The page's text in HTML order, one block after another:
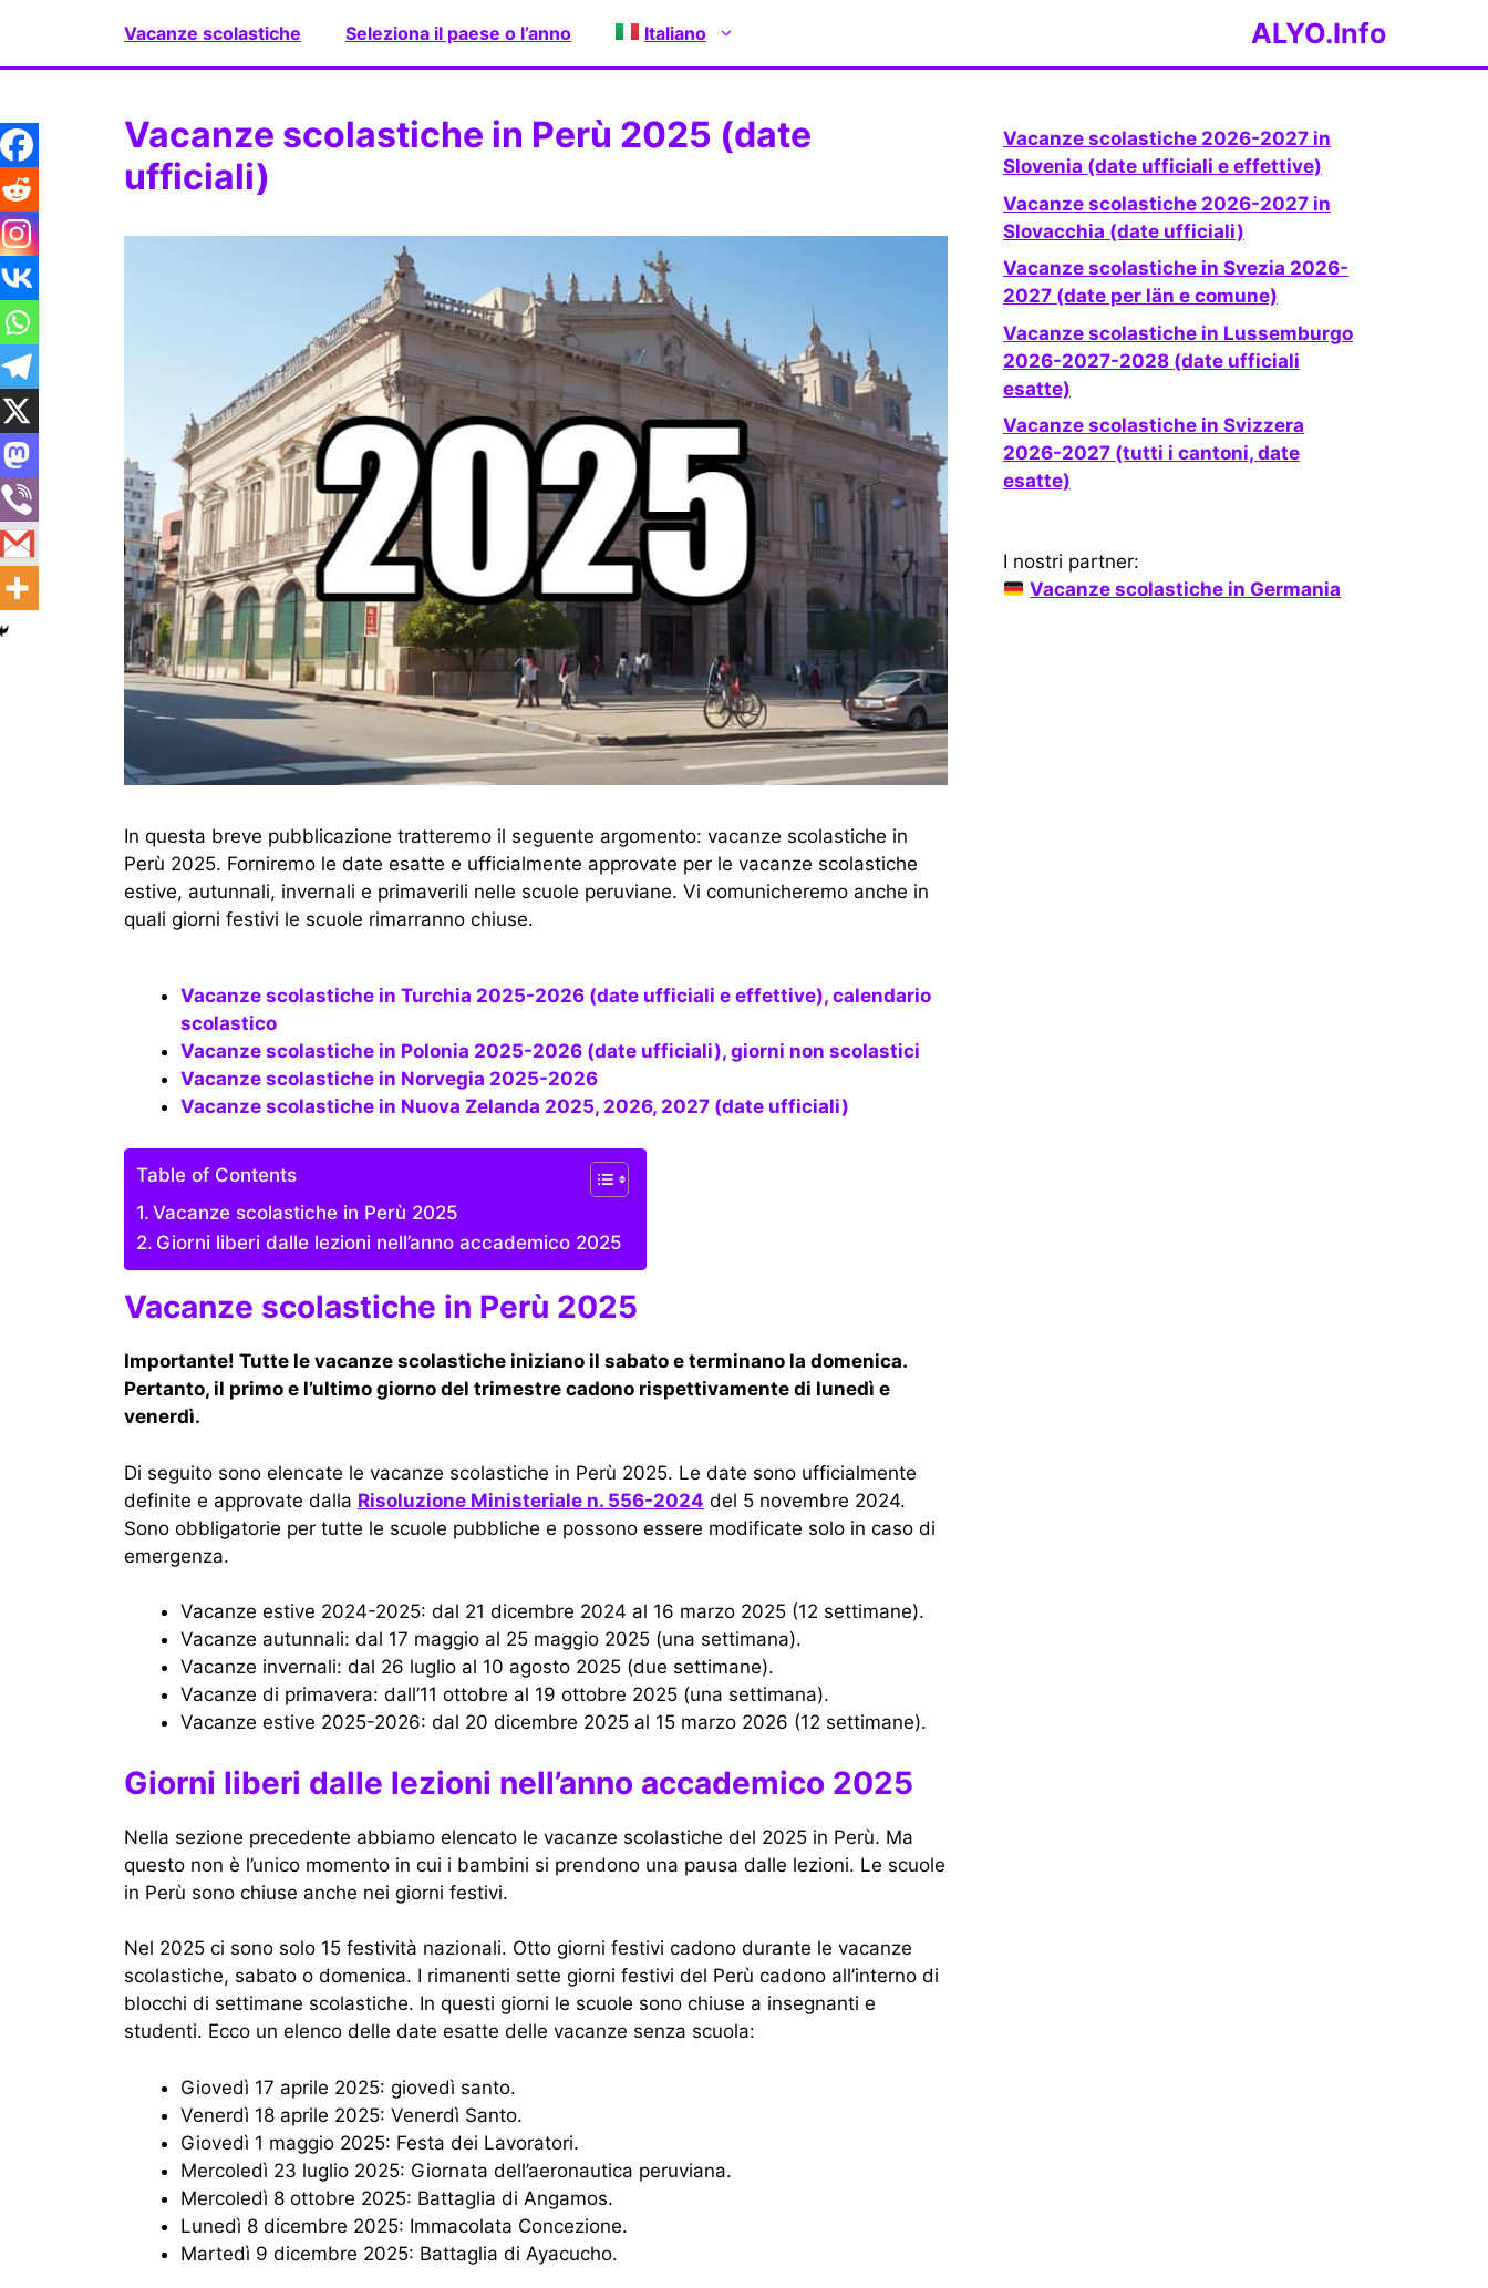
contenuto
ALYO.Info
Vacanze scolastiche Seleziona il paese o l’anno Italiano
Vacanze scolastiche in Perù 2025 (date
ufficiali)
In questa breve pubblicazione tratteremo il seguente argomento: vacanze scolastiche in
Perù 2025. Forniremo le date esatte e ufficialmente approvate per le vacanze scolastiche
estive, autunnali, invernali e primaverili nelle scuole peruviane. Vi comunicheremo anche in
quali giorni festivi le scuole rimarranno chiuse.
Vacanze scolastiche in Turchia 2025-2026 (date ufficiali e effettive), calendario
scolastico
Vacanze scolastiche in Polonia 2025-2026 (date ufficiali), giorni non scolastici
Vacanze scolastiche in Norvegia 2025-2026
Vacanze scolastiche in Nuova Zelanda 2025, 2026, 2027 (date ufficiali)
Table of Contents
Vacanze scolastiche in Perù 2025
Giorni liberi dalle lezioni nell’anno accademico 2025
Vacanze scolastiche in Perù 2025
Importante! Tutte le vacanze scolastiche iniziano il sabato e terminano la domenica.
Pertanto, il primo e l’ultimo giorno del trimestre cadono rispettivamente di lunedì e
venerdì.
Di seguito sono elencate le vacanze scolastiche in Perù 2025. Le date sono ufficialmente
definite e approvate dalla Risoluzione Ministeriale n. 556-2024 del 5 novembre 2024.
Sono obbligatorie per tutte le scuole pubbliche e possono essere modificate solo in caso di
emergenza.
Vacanze estive 2024-2025: dal 21 dicembre 2024 al 16 marzo 2025 (12 settimane).
Vacanze autunnali: dal 17 maggio al 25 maggio 2025 (una settimana).
Vacanze invernali: dal 26 luglio al 10 agosto 2025 (due settimane).
Vacanze di primavera: dall’11 ottobre al 19 ottobre 2025 (una settimana).
Vacanze estive 2025-2026: dal 20 dicembre 2025 al 15 marzo 2026 (12 settimane).
Giorni liberi dalle lezioni nell’anno accademico 2025
Nella sezione precedente abbiamo elencato le vacanze scolastiche del 2025 in Perù. Ma
questo non è l’unico momento in cui i bambini si prendono una pausa dalle lezioni. Le scuole
in Perù sono chiuse anche nei giorni festivi.
Nel 2025 ci sono solo 15 festività nazionali. Otto giorni festivi cadono durante le vacanze
scolastiche, sabato o domenica. I rimanenti sette giorni festivi del Perù cadono all’interno di
blocchi di settimane scolastiche. In questi giorni le scuole sono chiuse a insegnanti e
studenti. Ecco un elenco delle date esatte delle vacanze senza scuola:
Giovedì 17 aprile 2025: giovedì santo.
Venerdì 18 aprile 2025: Venerdì Santo.
Giovedì 1 maggio 2025: Festa dei Lavoratori.
Mercoledì 23 luglio 2025: Giornata dell’aeronautica peruviana.
Mercoledì 8 ottobre 2025: Battaglia di Angamos.
Lunedì 8 dicembre 2025: Immacolata Concezione.
Martedì 9 dicembre 2025: Battaglia di Ayacucho.
Vacanze scolastiche 2026-2027 in
Slovenia (date ufficiali e effettive)
Vacanze scolastiche 2026-2027 in
Slovacchia (date ufficiali)
Vacanze scolastiche in Svezia 2026-
2027 (date per län e comune)
Vacanze scolastiche in Lussemburgo
2026-2027-2028 (date ufficiali
esatte)
Vacanze scolastiche in Svizzera
2026-2027 (tutti i cantoni, date
esatte)
I nostri partner:
Vacanze scolastiche in Germania